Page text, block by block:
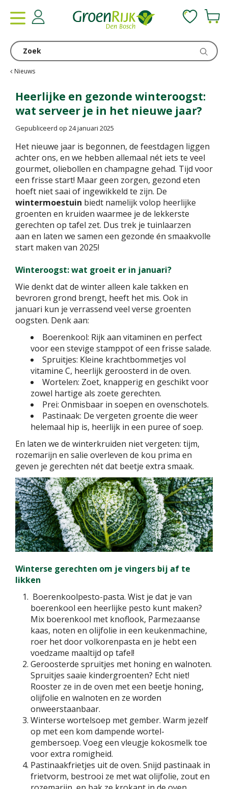
Nieuws
Heerlijke en gezonde winteroogst:
wat serveer je in het nieuwe jaar?
Gepubliceerd op 24 januari 2025
Het nieuwe jaar is begonnen, de feestdagen liggen
achter ons, en we hebben allemaal nét iets te veel
gourmet, oliebollen en champagne gehad. Tijd voor
een frisse start! Maar geen zorgen, gezond eten
hoeft niet saai of ingewikkeld te zijn. De
wintermoestuin biedt namelijk volop heerlijke
groenten en kruiden waarmee je de lekkerste
gerechten op tafel zet. Dus trek je tuinlaarzen
aan en laten we samen een gezonde én smaakvolle
start maken van 2025!
Winteroogst: wat groeit er in januari?
Wie denkt dat de winter alleen kale takken en
bevroren grond brengt, heeft het mis. Ook in
januari kun je verrassend veel verse groenten
oogsten. Denk aan:
Boerenkool: Rijk aan vitaminen en perfect
voor een stevige stamppot of een frisse salade.
Spruitjes: Kleine krachtbommetjes vol
vitamine C, heerlijk geroosterd in de oven.
Wortelen: Zoet, knapperig en geschikt voor
zowel hartige als zoete gerechten.
Prei: Onmisbaar in soepen en ovenschotels.
Pastinaak: De vergeten groente die weer
helemaal hip is, heerlijk in een puree of soep.
En laten we de winterkruiden niet vergeten: tijm,
rozemarijn en salie overleven de kou prima en
geven je gerechten nét dat beetje extra smaak.
Winterse gerechten om je vingers bij af te
likken
Boerenkoolpesto-pasta. Wist je dat je van
boerenkool een heerlijke pesto kunt maken?
Mix boerenkool met knoflook, Parmezaanse
kaas, noten en olijfolie in een keukenmachine,
roer het door volkorenpasta en je hebt een
voedzame maaltijd op tafel!
Geroosterde spruitjes met honing en walnoten.
Spruitjes saaie kindergroenten? Echt niet!
Rooster ze in de oven met een beetje honing,
olijfolie en walnoten en ze worden
onweerstaanbaar.
Winterse wortelsoep met gember. Warm jezelf
op met een kom dampende wortel-
gembersoep. Voeg een vleugje kokosmelk toe
voor extra romigheid.
Pastinaakfrietjes uit de oven. Snijd pastinaak in
frietvorm, bestrooi ze met wat olijfolie, zout en